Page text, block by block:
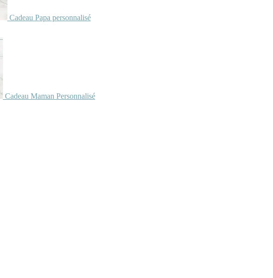
Cadeau Papa personnalisé
Cadeau Maman Personnalisé